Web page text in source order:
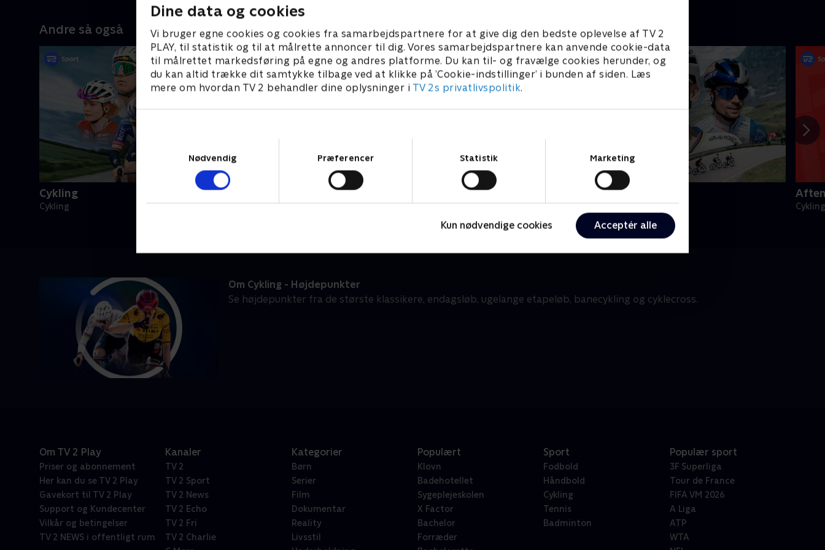
Dine data og cookies
Vi bruger egne cookies og cookies fra samarbejdspartnere for at give dig den bedste oplevelse af TV 2
PLAY, til statistik og til at målrette annoncer til dig. Vores samarbejdspartnere kan anvende cookie-data
til målrettet markedsføring på egne og andres platforme. Du kan til- og fravælge cookies herunder, og
du kan altid trække dit samtykke tilbage ved at klikke på ’Cookie-indstillinger’ i bunden af siden. Læs
mere om hvordan TV 2 behandler dine oplysninger i TV 2s privatlivspolitik.
Nødvendig
Præferencer Statistik Marketing
Kun nødvendige cookies Acceptér alle
Andre så også
Cykling
Cykling
Catalonien Rundt Romandiet Rundt
Cykling Cykling
Om Cykling - Højdepunkter
Se højdepunkter fra de største klassikere, endagsløb, ugelange etapeløb, banecykling og cyklecross.
Om TV 2 Play
Priser og abonnement
Her kan du se TV 2 Play
Gavekort til TV 2 Play
Support og Kundecenter
Vilkår og betingelser
TV 2 NEWS i offentligt rum
Kanaler
TV 2
TV 2 Sport
TV 2 News
TV 2 Echo
TV 2 Fri
TV 2 Charlie
Kategorier
Børn
Serier
Film
Dokumentar
Reality
Livsstil
Populært
Klovn
Badehotellet
Sygeplejeskolen
X Factor
Bachelor
Forræder
Sport
Fodbold
Håndbold
Cykling
Tennis
Badminton
Populær sport
3F Superliga
Tour de France
FIFA VM 2026
A Liga
ATP
WTA